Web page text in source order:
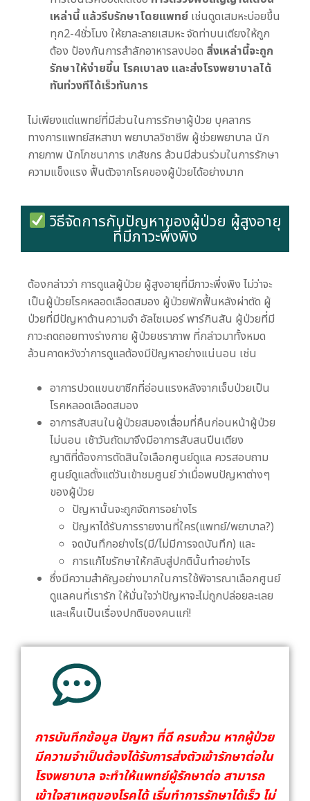
เหล่านี้ แล้วรีบรักษาโดยแพทย์ เช่นดูดเสมหะบ่อยขึ้น
ทุก2-4ชั่วโมง ให้ยาละลายเสมหะ จัดท่าบนเตียงให้ถูก
ต้อง ป้องกันการสำลักอาหารลงปอด สิ่งเหล่านี้จะถูก
รักษาให้ง่ายขึ้น โรคเบาลง และส่งโรงพยาบาลได้
ทันท่วงทีได้เร็วทันการ
ไม่เพียงแต่แพทย์ที่มีส่วนในการรักษาผู้ป่วย บุคลากร
ทางการแพทย์สหสาขา พยาบาลวิชาชีพ ผู้ช่วยพยาบาล นัก
กายภาพ นักโภชนาการ เภสัชกร ล้วนมีส่วนร่วมในการรักษา
ความแข็งแรง ฟื้นตัวจากโรคของผู้ป่วยได้อย่างมาก
วิธีจัดการกับปัญหาของผู้ป่วย ผู้สูงอายุ
ที่มีภาวะพึ่งพิง
ต้องกล่าวว่า การดูแลผู้ป่วย ผู้สูงอายุที่มีภาวะพึ่งพิง ไม่ว่าจะ
เป็นผู้ป่วยโรคหลอดเลือดสมอง ผู้ป่วยพักฟื้นหลังผ่าตัด ผู้
ป่วยที่มีปัญหาด้านความจำ อัลไซเมอร์ พาร์กินสัน ผู้ป่วยที่มี
ภาวะถดถอยทางร่างกาย ผู้ป่วยชราภาพ ที่กล่าวมาทั้งหมด
ล้วนคาดหวังว่าการดูแลต้องมีปัญหาอย่างแน่นอน เช่น
อาการปวดแขนขาซีกที่อ่อนแรงหลังจากเจ็บป่วยเป็น
โรคหลอดเลือดสมอง
อาการสับสนในผู้ป่วยสมองเสื่อมที่คืนก่อนหน้าผู้ป่วย
ไม่นอน เช้าวันถัดมาจึงมีอาการสับสนปีนเตียง
ญาติที่ต้องการตัดสินใจเลือกศูนย์ดูแล ควรสอบถาม
ศูนย์ดูแลตั้งแต่วันเข้าชมศูนย์ ว่าเมื่อพบปัญหาต่างๆ
ของผู้ป่วย
ปัญหานั้นจะถูกจัดการอย่างไร
ปัญหาได้รับการรายงานที่ใคร(แพทย์/พยาบาล?)
จดบันทึกอย่างไร(มี/ไม่มีการจดบันทึก) และ
การแก้ไขรักษาให้กลับสู่ปกตินั้นทำอย่างไร
ซึ่งมีความสำคัญอย่างมากในการใช้พิจารณาเลือกศูนย์
ดูแลคนที่เรารัก ให้มั่นใจว่าปัญหาจะไม่ถูกปล่อยละเลย
และเห็นเป็นเรื่องปกติของคนแก่!
การบันทึกข้อมูล ปัญหา ที่ดี ครบถ้วน หากผู้ป่วย
มีความจำเป็นต้องได้รับการส่งตัวเข้ารักษาต่อใน
โรงพยาบาล จะทำให้แพทย์ผู้รักษาต่อ สามารถ
เข้าใจสาเหตุของโรคได้ เริ่มทำการรักษาได้เร็ว ไม่